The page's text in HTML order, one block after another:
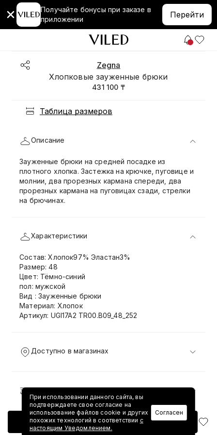
Получайте бонусы при заказе в
приложении
Перейти
Zegna
Хлопковые зауженные брюки
431 100 ₸
Таблица размеров
Добавить в корзину
Описание
Зауженные брюки на средней посадке из
плотного хлопка. Застежка на крючке, пуговице и
молнии, два прорезных кармана спереди, два
прорезных кармана на пуговицах сзади, стрелки
на брючинах.
Характеристики
Состав: Хлопок97% Эластан3%
Размер: 48
Цвет: Тёмно-синий
пол: мужской
Вид : Зауженные брюки
Материал: Хлопок
Артикул: UGI17A2 TR00.B09_48_252
Доступно в магазинах
Доставка и возврат
При использовании данного сайта, вы
подтверждаете свое согласие на
использование файлов cookie и других
похожих технологий в соответствии с
настоящим Уведомлением.
Согласен